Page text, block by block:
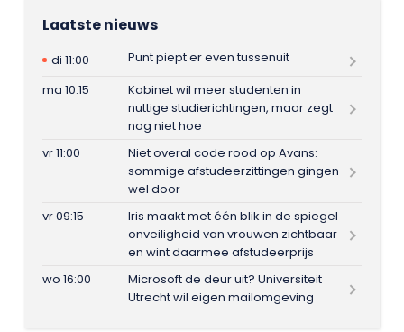
Laatste nieuws
di 11:00
Punt piept er even tussenuit
ma 10:15
Kabinet wil meer studenten in
nuttige studierichtingen, maar zegt
nog niet hoe
vr 11:00
Niet overal code rood op Avans:
sommige afstudeerzittingen gingen
wel door
vr 09:15
Iris maakt met één blik in de spiegel
onveiligheid van vrouwen zichtbaar
en wint daarmee afstudeerprijs
wo 16:00
Microsoft de deur uit? Universiteit
Utrecht wil eigen mailomgeving